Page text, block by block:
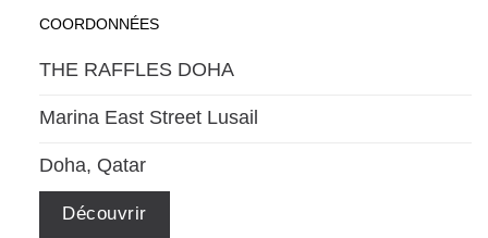
COORDONNÉES
THE RAFFLES DOHA
Marina East Street Lusail
Doha, Qatar
Découvrir